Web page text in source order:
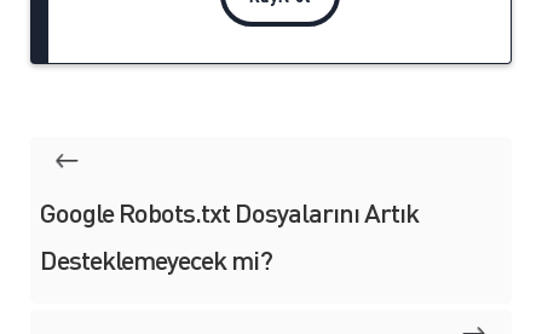
Google Robots.txt Dosyalarını Artık
Desteklemeyecek mi?